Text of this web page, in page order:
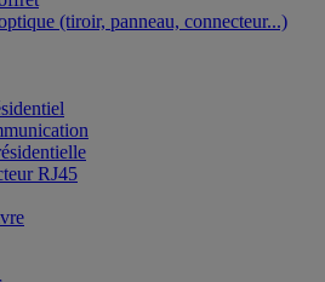
(tiroir, panneau, connecteur...)
RJ45